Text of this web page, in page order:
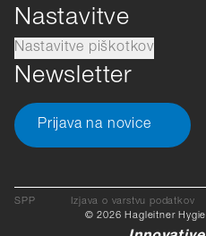
Nastavitve
Nastavitve piškotkov
Newsletter
Prijava na novice
SPP Izjava o varstvu podatkov
© 2026 Hagleitner